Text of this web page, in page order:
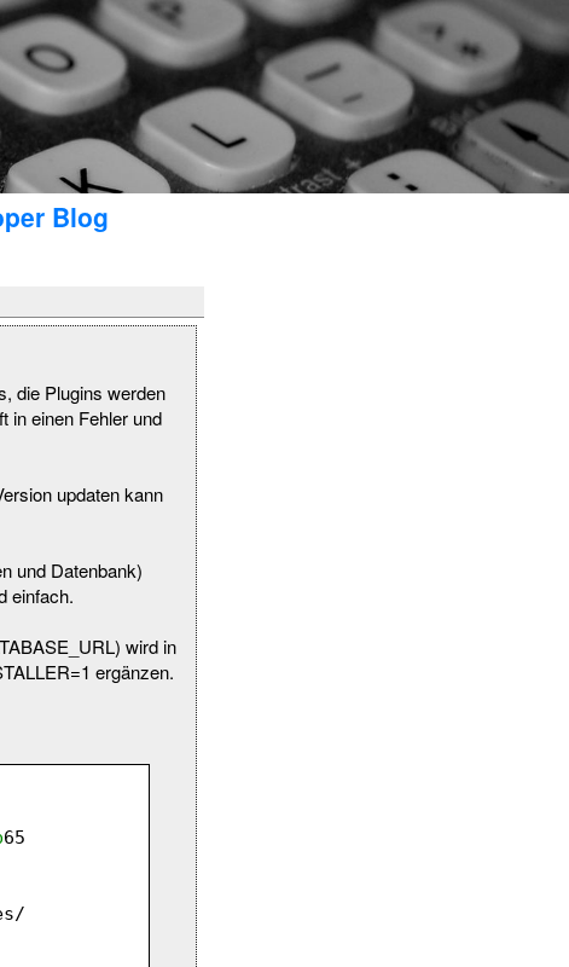
Blog
die Plugins werden
in einen Fehler und
updaten kann
und Datenbank)
einfach.
wird in
ergänzen.